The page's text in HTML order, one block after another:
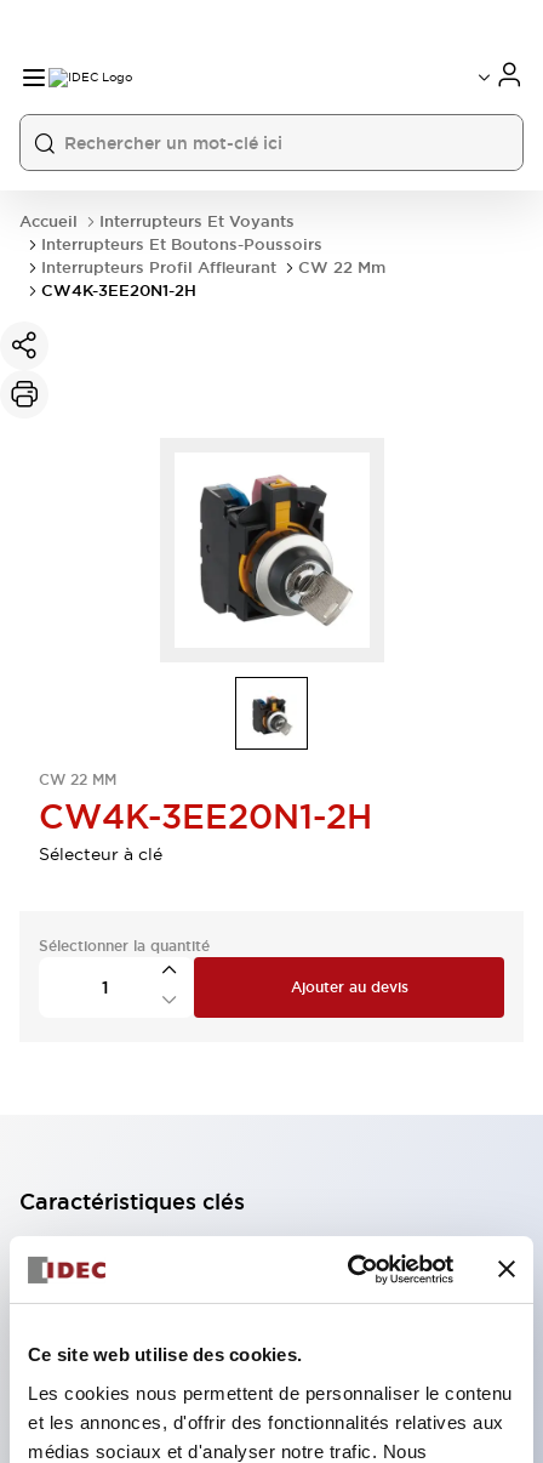
Ce site web utilise des cookies.
Les cookies nous permettent de personnaliser le contenu
et les annonces, d'offrir des fonctionnalités relatives aux
médias sociaux et d'analyser notre trafic. Nous
Accueil
Interrupteurs Et Voyants
Interrupteurs Et Boutons-Poussoirs
Interrupteurs Profil Affleurant
CW 22 Mm
CW4K-3EE20N1-2H
CW 22 MM
CW4K-3EE20N1-2H
Sélecteur à clé
Sélectionner la quantité
Ajouter au devis
Caractéristiques clés
Bloc de contact à 2 étages avec 2 contacts,
permettant une configuration à 4 contacts
contact à 11 étages), 59,9 mm (*bloc de contact à
22 étages). Conception peu encombrante